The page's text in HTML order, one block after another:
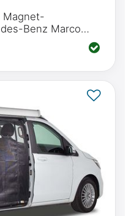
Magnet-
Benz Marco
& Mercedes-